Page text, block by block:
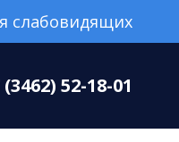
слабовидящих
(3462) 52-18-01